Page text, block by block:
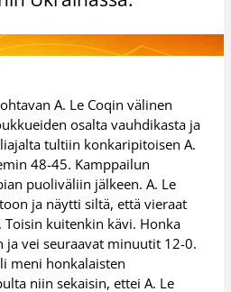
A. Le Coqin välinen
osalta vauhdikasta ja
tultiin konkaripitoisen A.
48-45. Kamppailun
puoliväliin jälkeen. A. Le
ja näytti siltä, että vieraat
Toisin kuitenkin kävi. Honka
vei seuraavat minuutit 12-0.
meni honkalaisten
niin sekaisin, ettei A. Le